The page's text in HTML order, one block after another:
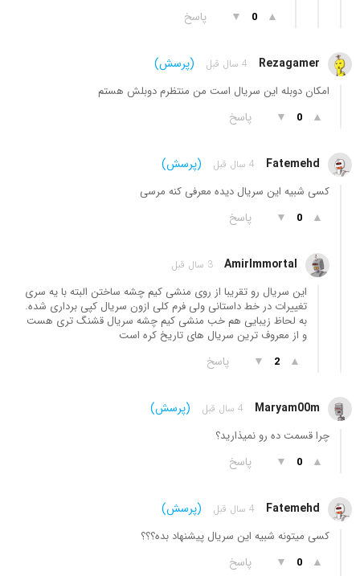
▲
0
▼ پاسخ
Rezagamer 4 سال قبل (پرسش)
امکان دوبله این سریال است من منتظرم دوبلش هستم
▲
0
▼ پاسخ
Fatemehd 4 سال قبل (پرسش)
کسی شبیه این سریال دیده معرفی کنه مرسی
▲
0
▼ پاسخ
AmirImmortal 3 سال قبل
این سریال رو تقریبا از روی منشی کیم چشه ساختن البته با یه سری
تغییرات در خط داستانی ولی فرم کلی ازون سریال کپی برداری شده.
به لحاظ زیبایی هم خب منشی کیم چشه سریال قشنگ تری هست
و از معروف ترین سریال های تاریخ کره است
▲
2
▼ پاسخ
Maryam00m 4 سال قبل (پرسش)
چرا قسمت ده رو نمیذارید؟
▲
0
▼ پاسخ
Fatemehd 4 سال قبل (پرسش)
کسی میتونه شبیه این سریال پیشنهاد بده؟؟؟
▲
0
▼ پاسخ